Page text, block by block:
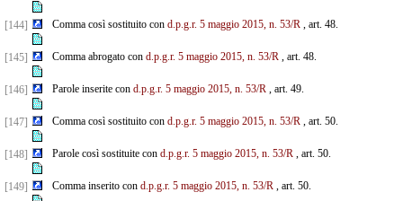
[144] Comma così sostituito con d.p.g.r. 5 maggio 2015, n. 53/R, art. 48.
[145] Comma abrogato con d.p.g.r. 5 maggio 2015, n. 53/R, art. 48.
[146] Parole inserite con d.p.g.r. 5 maggio 2015, n. 53/R, art. 49.
[147] Comma così sostituito con d.p.g.r. 5 maggio 2015, n. 53/R, art. 50.
[148] Parole così sostituite con d.p.g.r. 5 maggio 2015, n. 53/R, art. 50.
[149] Comma inserito con d.p.g.r. 5 maggio 2015, n. 53/R, art. 50.